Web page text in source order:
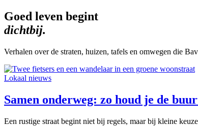
Goed leven begint
dichtbij.
Verhalen over de straten, huizen, tafels en omwegen die
Lokaal nieuws
Samen onderweg: zo houd je de
Een rustige straat begint niet bij regels, maar bij kleine